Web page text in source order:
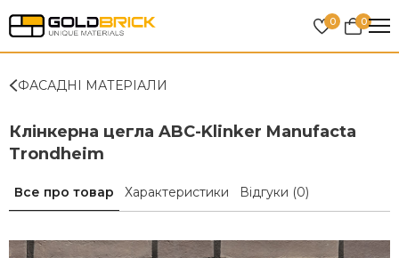
0 0
ФАСАДНІ МАТЕРІАЛИ
Клінкерна цегла ABC-Klinker Manufacta
Trondheim
Все про товар Характеристики Відгуки (0)